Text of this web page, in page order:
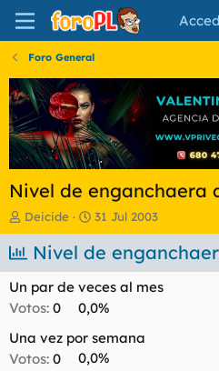
Foro General
Nivel de enganchaera
I
n
i
c
d
r
d
Deicide
F
e
c
h
d
e
n
i
31 Jul 2003
Nivel de
Un par de veces al mes
Votos: 0
0,0%
Una vez por semana
Votos: 0
0,0%